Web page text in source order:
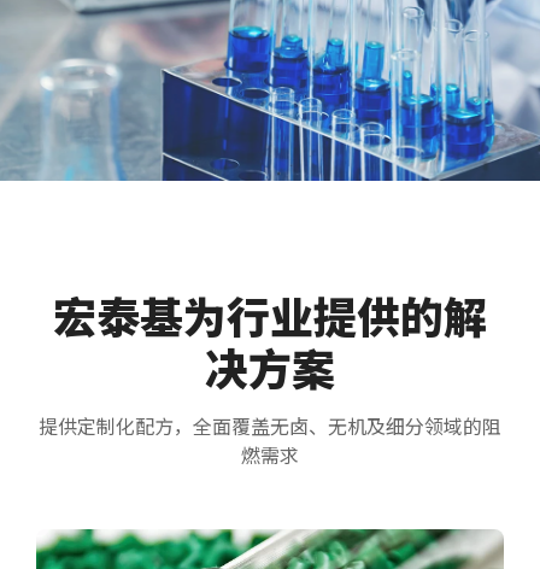
宏泰基为行业提供的解
决方案
提供定制化配方，全面覆盖无卤、无机及细分领域的阻
燃需求